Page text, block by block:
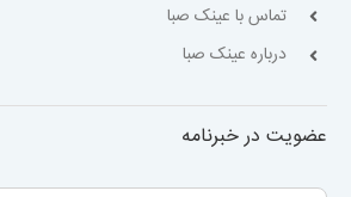
تماس با عینک صبا
درباره عینک صبا
عضویت در خبرنامه